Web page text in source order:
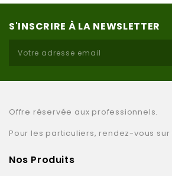
S'INSCRIRE À LA NEWSLETTER
Offre réservée aux professionnels.
Pour les particuliers, rendez-vous sur
Nos Produits